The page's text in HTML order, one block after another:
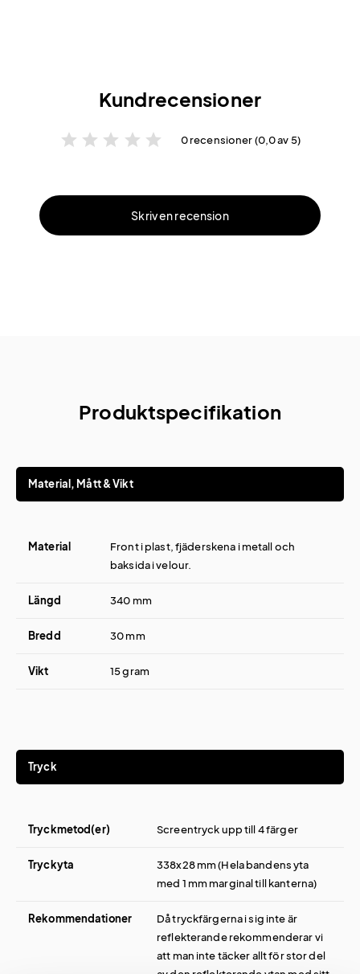
Kundrecensioner
star star star star star 0 recensioner (0,0 av 5)
Skriv en recension
Produktspecifikation
Material, Mått & Vikt
Material
Front i plast, fjäderskena i metall och
baksida i velour.
Längd 340 mm
Bredd 30 mm
Vikt 15 gram
Tryck
Tryckmetod(er) Screentryck upp till 4 färger
Tryckyta
338x28 mm (Hela bandens yta
med 1 mm marginal till kanterna)
Rekommendationer
Då tryckfärgerna i sig inte är
reflekterande rekommenderar vi
att man inte täcker allt för stor del